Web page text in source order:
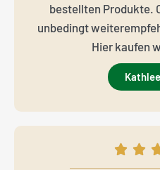
bestellten Produkte.
unbedingt
Hier kaufen